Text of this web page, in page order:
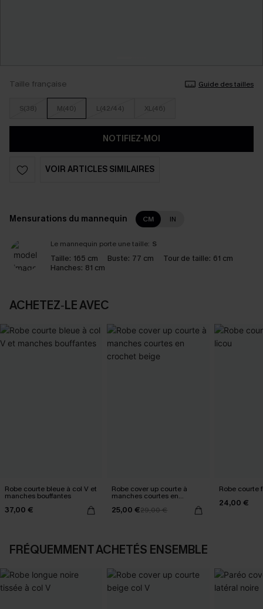
Taille française Guide des tailles
S(38) M(40) L(42/44) XL(46)
NOTIFIEZ-MOI
VOIR ARTICLES SIMILAIRES
Mensurations du mannequin CM IN
Le mannequin porte une taille: S
Taille: 165 cm Buste: 77 cm Tour de taille: 61 cm
Hanches: 81 cm
ACHETEZ‑LE AVEC
Robe courte bleue à col V et
manches bouffantes
37,00 €
Robe cover up courte à
manches courtes en
25,00 €29,00 €
Robe courte
24,00 €
FRÉQUEMMENT ACHETÉS ENSEMBLE